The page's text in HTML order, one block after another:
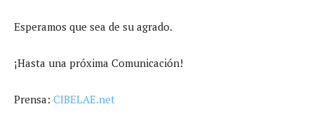
Esperamos que sea de su agrado.
¡Hasta una próxima Comunicación!
Prensa: CIBELAE.net